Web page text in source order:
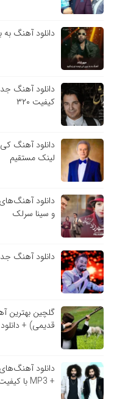
دانلود آهنگ به
دانلود آهنگ
کیفیت ۳۲۰
دانلود آهنگ
لینک مستقیم
دانلود
و سینا سرلک
دانلود آهنگ
گلچین بهترین
قدیمی) + دانلود
دانلود
+ MP3 با کیفیت بالا)